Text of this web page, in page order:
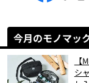
今月のモノマッ
【
シ